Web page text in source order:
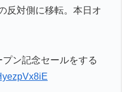
反対側に移転。本日オ
ン記念セールをする